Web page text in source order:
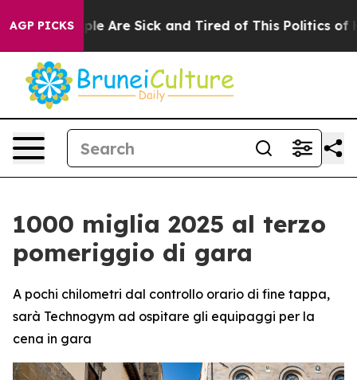
AGP PICKS
“People Are Sick and Tired of This Politics of
1000 miglia 2025 al terzo
pomeriggio di gara
A pochi chilometri dal controllo orario di fine tappa,
sarà Technogym ad ospitare gli equipaggi per la
cena in gara